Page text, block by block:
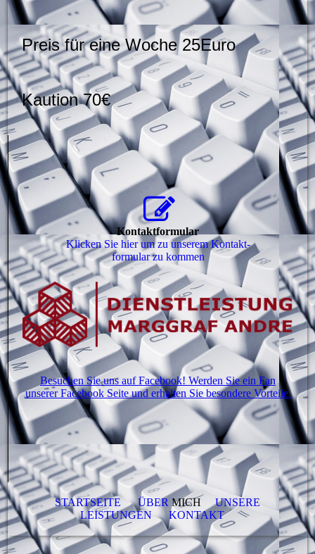
Preis für eine Woche 25Euro
Kaution 70€
Kontaktformular
Klicken Sie hier um zu unserem Kon­takt­
for­mu­lar zu kommen
Besuchen Sie uns auf Facebook! Werden Sie ein Fan
unserer Facebook Seite und erhalten Sie besondere Vorteile.
STARTSEITE ÜBER MICHUNSERE
LEISTUNGEN
KONTAKT